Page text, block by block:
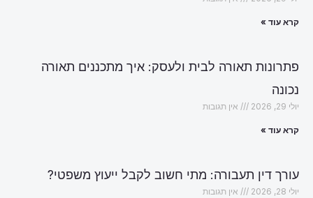
קרא עוד »
פתרונות תאורה לבית ולעסק: איך מתכננים תאורה
נכונה
יולי 29, 2026 אין תגובות
קרא עוד »
עורך דין תעבורה: מתי חשוב לקבל ייעוץ משפטי?
יולי 28, 2026 אין תגובות